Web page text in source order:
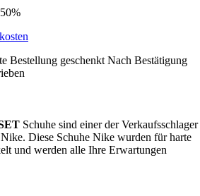
Bestellung geschenkt Nach Bestätigung
Schuhe sind einer der Verkaufsschlager
Diese Schuhe Nike wurden für harte
und werden alle Ihre Erwartungen